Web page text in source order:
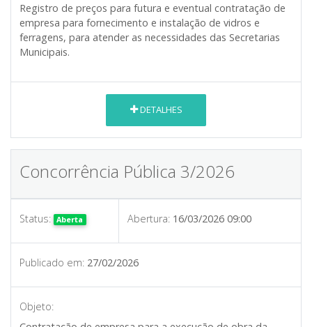
Registro de preços para futura e eventual contratação de
empresa para fornecimento e instalação de vidros e
ferragens, para atender as necessidades das Secretarias
Municipais.
DETALHES
Concorrência Pública 3/2026
Status: Aberta Abertura: 16/03/2026 09:00
Publicado em: 27/02/2026
Objeto: